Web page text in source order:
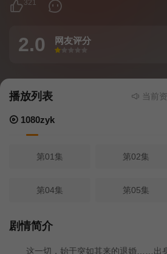
321
2.0 网友评分
很差
较差还行推荐
力荐
播放列表 当前资源
1080zyk
第01集 第02集
第04集 第05集
第07集
剧情简介
这一切，始于突如其来的退婚……出身